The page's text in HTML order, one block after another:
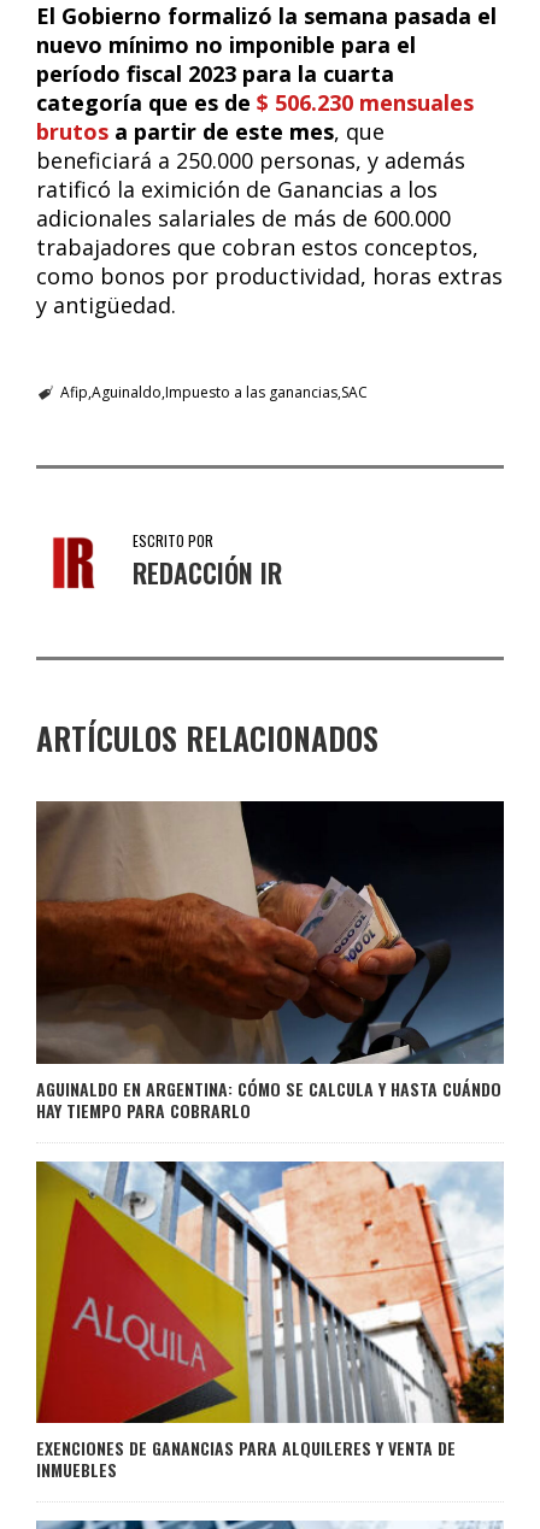
El Gobierno formalizó la semana pasada el
nuevo mínimo no imponible para el
período fiscal 2023 para la cuarta
categoría que es de $ 506.230 mensuales
brutos a partir de este mes, que
beneficiará a 250.000 personas, y además
ratificó la eximición de Ganancias a los
adicionales salariales de más de 600.000
trabajadores que cobran estos conceptos,
como bonos por productividad, horas extras
y antigüedad.
Afip Aguinaldo Impuesto a las gananciasSAC
ESCRITO POR
REDACCIÓN IR
ARTÍCULOS RELACIONADOS
AGUINALDO EN ARGENTINA: CÓMO SE CALCULA Y HASTA CUÁNDO
HAY TIEMPO PARA COBRARLO
EXENCIONES DE GANANCIAS PARA ALQUILERES Y VENTA DE
INMUEBLES